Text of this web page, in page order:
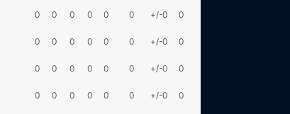
0 0 0 0 0 0 +/-0 0
0 0 0 0 0 0 +/-0 0
0 0 0 0 0 0 +/-0 0
0 0 0 0 0 0 +/-0 0